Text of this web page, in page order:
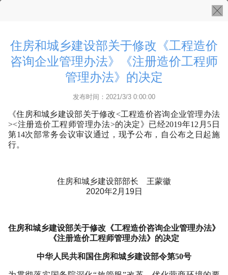
住房和城乡建设部关于修改《工程造价
咨询企业管理办法》《注册造价工程师
管理办法》的决定
发布时间：2021/3/3 0:00:00
《住房和城乡建设部关于修改<工程造价咨询企业管理办法
><注册造价工程师管理办法>的决定》已经2019年12月5日
第14次部常务会议审议通过，现予公布，自公布之日起施
行。
住房和城乡建设部部长 王蒙徽
2020年2月19日
住房和城乡建设部关于修改《工程造价咨询企业管理办法》
《注册造价工程师管理办法》的决定
中华人民共和国住房和城乡建设部令第50号